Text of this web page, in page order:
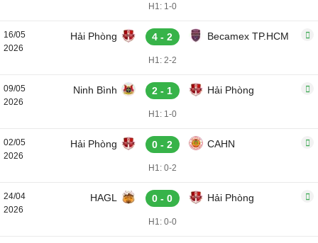
H1: 1-0
16/05
2026
Hải Phòng 4 - 2 Becamex TP.HCM
H1: 2-2
09/05
2026
Ninh Bình 2 - 1 Hải Phòng
H1: 1-0
02/05
2026
Hải Phòng 0 - 2 CAHN
H1: 0-2
24/04
2026
HAGL 0 - 0 Hải Phòng
H1: 0-0